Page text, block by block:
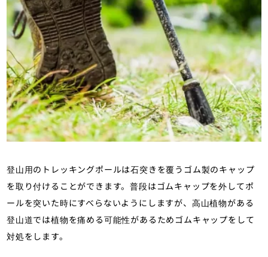
登山用のトレッキングポールは石突きを覆うゴム製のキャップ
を取り付けることができます。普段はゴムキャップを外してポ
ールを突いた時にすべらないようにしますが、高山植物がある
登山道では植物を痛める可能性があるためゴムキャップをして
対処をします。